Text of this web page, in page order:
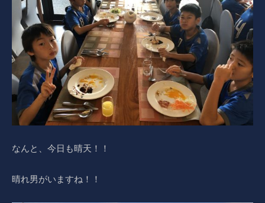
なんと、今日も晴天！！
晴れ男がいますね！！